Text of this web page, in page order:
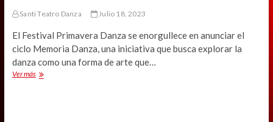
de
serie
negra
Santi Teatro Danza Julio 18, 2023
El Festival Primavera Danza se enorgullece en anunciar el
ciclo Memoria Danza, una iniciativa que busca explorar la
danza como una forma de arte que…
Ver másCiclo